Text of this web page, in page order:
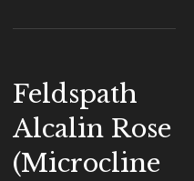
Feldspath
Alcalin Rose
(Microcline